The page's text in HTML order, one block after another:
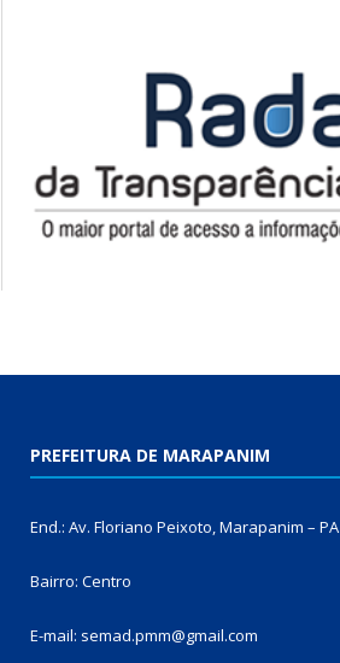
PREFEITURA DE MARAPANIM
End.: Av. Floriano Peixoto, Marapanim – PA
Bairro: Centro
E-mail: semad.pmm@gmail.com